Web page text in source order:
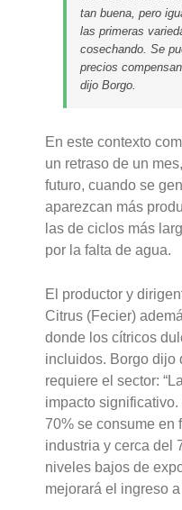
tan buena, pero
las primeras
cosechando. Se
precios
dijo Borgo.
En este contexto
un retraso de un
futuro, cuando se
aparezcan más
las de ciclos más
por la falta de agua.
El productor y
Citrus (Fecier)
donde los cítricos
incluidos. Borgo dijo
requiere el sector:
impacto significativo.
70% se consume en
industria y cerca del
niveles bajos de
mejorará el ingreso